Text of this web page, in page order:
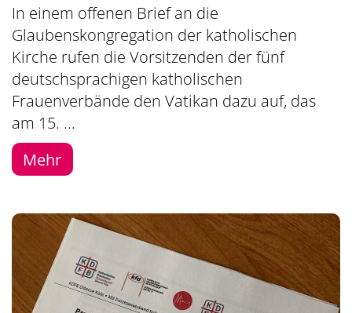
In einem offenen Brief an die
Glaubenskongregation der katholischen
Kirche rufen die Vorsitzenden der fünf
deutschsprachigen katholischen
Frauenverbände den Vatikan dazu auf, das
am 15. ...
Mehr